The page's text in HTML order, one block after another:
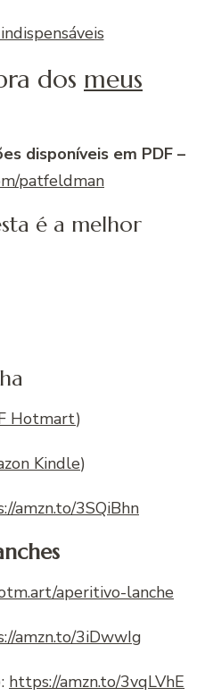
dos meus
disponíveis em PDF –
patfeldman
é a melhor
Hotmart)
Kindle)
amzn.to/3SQiBhn
aperitivo-lanche
amzn.to/3iDwwIg
https://amzn.to/3vqLVhE